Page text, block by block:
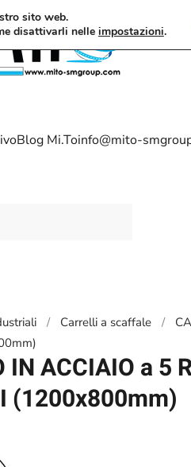
Blog Mi.Toinfo@mito-
Carrelli a scaffale
IN ACCIAIO a 5
(1200x800mm)
sito web.
disattivarli nelle impostazioni.